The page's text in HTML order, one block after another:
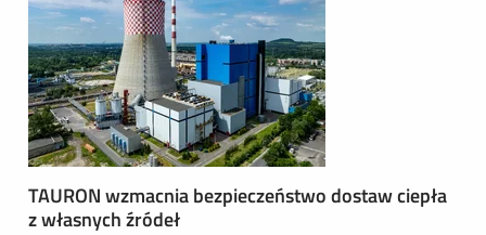
TAURON wzmacnia bezpieczeństwo dostaw ciepła
z własnych źródeł